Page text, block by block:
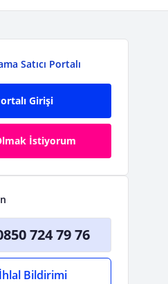
Satıcı Portalı
Girişi
İstiyorum
724 79 76
İhlal Bildirimi